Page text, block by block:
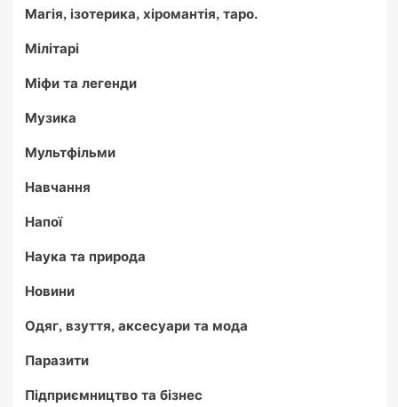
Магія, ізотерика, хіромантія, таро.
Мілітарі
Міфи та легенди
Музика
Мультфільми
Навчання
Напої
Наука та природа
Новини
Одяг, взуття, аксесуари та мода
Паразити
Підприємництво та бізнес